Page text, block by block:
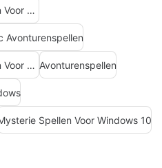
Point And Click Avonturenspellen Voor Windows
Avonturenspellen
Point And Click Avonturenspellen Voor Windows Gratis Avonturenspellen
Spellen Voor Windows 10